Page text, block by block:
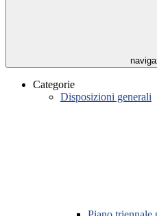
Categorie
Disposizioni generali